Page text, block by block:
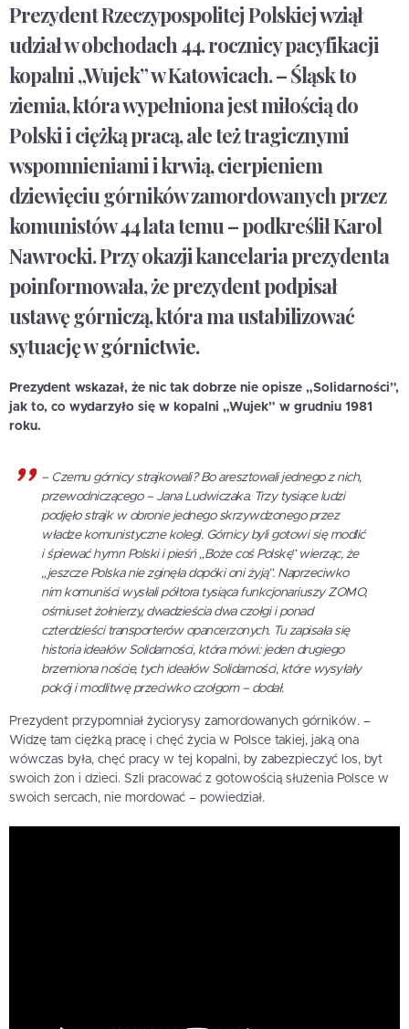
Prezydent Rzeczypospolitej Polskiej wziął
udział w obchodach 44. rocznicy pacyfikacji
kopalni „Wujek” w Katowicach. – Śląsk to
ziemia, która wypełniona jest miłością do
Polski i ciężką pracą, ale też tragicznymi
wspomnieniami i krwią, cierpieniem
dziewięciu górników zamordowanych przez
komunistów 44 lata temu – podkreślił Karol
Nawrocki.Przy okazji kancelaria prezydenta
poinformowała, że prezydent podpisał
ustawę górniczą, która ma ustabilizować
sytuację w górnictwie.
Prezydent wskazał, że nic tak dobrze nie opisze „Solidarności”,
jak to, co wydarzyło się w kopalni „Wujek” w grudniu 1981
roku.
– Czemu górnicy strajkowali? Bo aresztowali jednego z nich,
przewodniczącego – Jana Ludwiczaka. Trzy tysiące ludzi
podjęło strajk w obronie jednego skrzywdzonego przez
władze komunistyczne kolegi. Górnicy byli gotowi się modlić
i śpiewać hymn Polski i pieśń „Boże coś Polskę” wierząc, że
„jeszcze Polska nie zginęła dopóki oni żyją”. Naprzeciwko
nim komuniści wysłali półtora tysiąca funkcjonariuszy ZOMO,
ośmiuset żołnierzy, dwadzieścia dwa czołgi i ponad
czterdzieści transporterów opancerzonych. Tu zapisała się
historia ideałów Solidarności, która mówi: jeden drugiego
brzemiona noście, tych ideałów Solidarności, które wysyłały
pokój i modlitwę przeciwko czołgom – dodał.
Prezydent przypomniał życiorysy zamordowanych górników. –
Widzę tam ciężką pracę i chęć życia w Polsce takiej, jaką ona
wówczas była, chęć pracy w tej kopalni, by zabezpieczyć los, byt
swoich żon i dzieci. Szli pracować z gotowością służenia Polsce w
swoich sercach, nie mordować – powiedział.